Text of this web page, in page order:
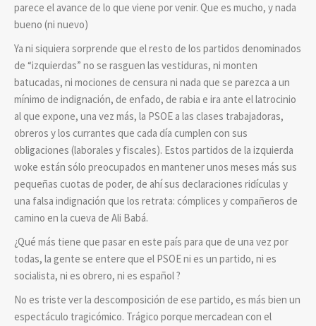
parece el avance de lo que viene por venir. Que es mucho, y nada
bueno (ni nuevo)
Ya ni siquiera sorprende que el resto de los partidos denominados
de “izquierdas” no se rasguen las vestiduras, ni monten
batucadas, ni mociones de censura ni nada que se parezca a un
mínimo de indignación, de enfado, de rabia e ira ante el latrocinio
al que expone, una vez más, la PSOE a las clases trabajadoras,
obreros y los currantes que cada día cumplen con sus
obligaciones (laborales y fiscales). Estos partidos de la izquierda
woke están sólo preocupados en mantener unos meses más sus
pequeñas cuotas de poder, de ahí sus declaraciones ridículas y
una falsa indignación que los retrata: cómplices y compañeros de
camino en la cueva de Ali Babá.
¿Qué más tiene que pasar en este país para que de una vez por
todas, la gente se entere que el PSOE ni es un partido, ni es
socialista, ni es obrero, ni es español ?
No es triste ver la descomposición de ese partido, es más bien un
espectáculo tragicómico. Trágico porque mercadean con el